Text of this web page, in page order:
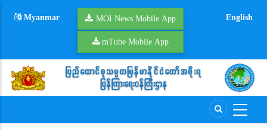
Myanmar MOI News Mobile App
mTube Mobile App
English